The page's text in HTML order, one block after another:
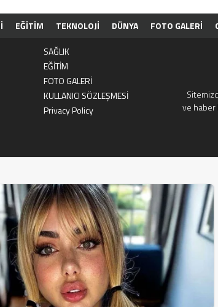
EĞİTİM TEKNOLOJİ DÜNYA FOTO GALERİ
KURALLARI HAKKIMIZDA
SAĞLIK
EĞİTİM
FOTO GALERİ
KULLANICI SÖZLEŞMESİ
Privacy Policy
ve haber